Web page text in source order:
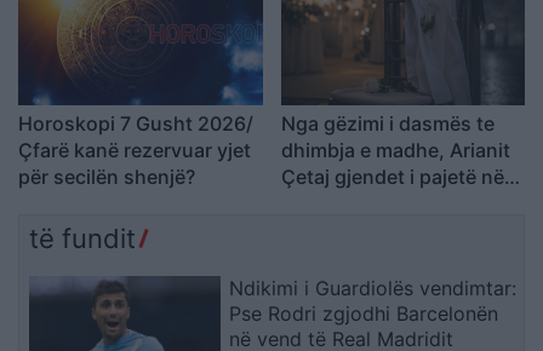
Horoskopi 7 Gusht 2026/
Çfarë kanë rezervuar yjet
për secilën shenjë?
Nga gëzimi i dasmës te
dhimbja e madhe, Arianit
Çetaj gjendet i pajetë në
të fundit
Ndikimi i Guardiolës vendimtar:
Pse Rodri zgjodhi Barcelonën
në vend të Real Madridit